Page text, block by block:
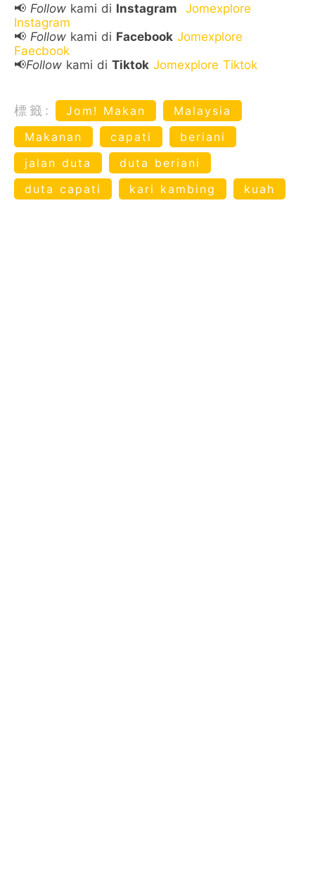
📢 Follow kami di Instagram
Jomexplore
Instagram
📢 Follow kami di Facebook Jomexplore
Faecbook
📢Follow kami di Tiktok Jomexplore Tiktok
標籤: Jom! Makan
Malaysia
Makanan
capati
beriani
jalan duta
duta beriani
duta capati
kari kambing kuah